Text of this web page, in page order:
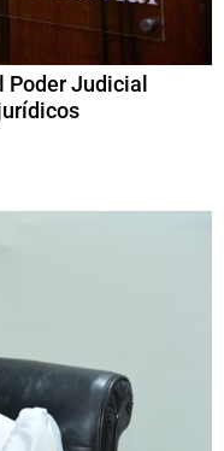
Poder Judicial